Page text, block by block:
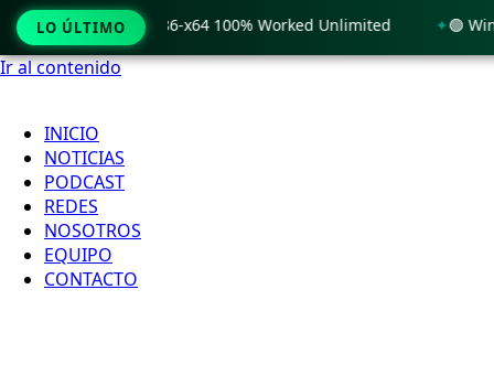
Ir al contenido
INICIO
NOTICIAS
PODCAST
REDES
NOSOTROS
EQUIPO
CONTACTO
LO ÚLTIMO
11 x86-x64 100% Worked Unlimited 🟢 WinRAR